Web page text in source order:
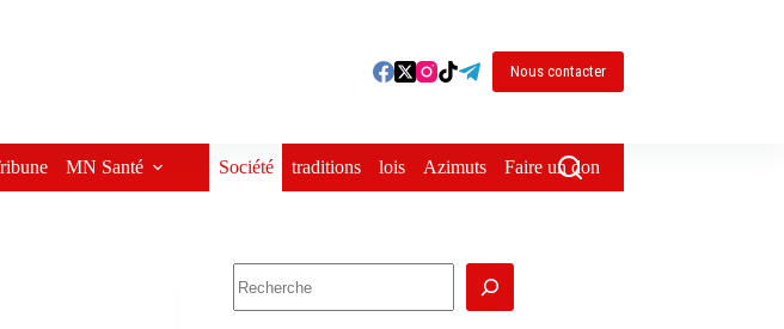
Nous contacter
MN Santé Société traditions lois Azimuts Faire un don